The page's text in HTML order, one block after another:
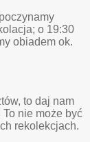
o 19:30
obiadem ok.
to daj nam
nie może być
rekolekcjach.